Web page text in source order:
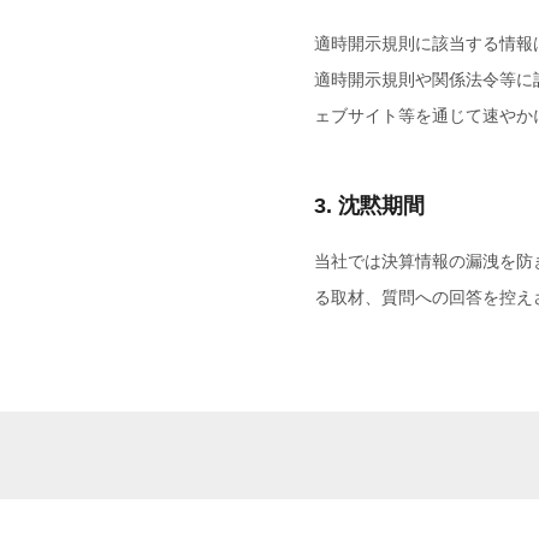
適時開示規則に該当する情
適時開示規則や関係法令等
ェブサイト等を通じて速や
3. 沈黙期間
当社では決算情報の漏洩を
る取材、質問への回答を控